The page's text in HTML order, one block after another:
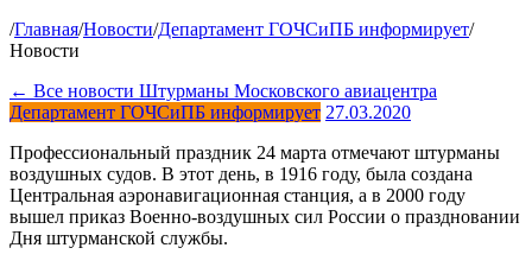
/Главная/Новости/Департамент ГОЧСиПБ информирует/
Новости
← Все новости Штурманы Московского авиацентра
Департамент ГОЧСиПБ информирует 27.03.2020
Профессиональный праздник 24 марта отмечают штурманы
воздушных судов. В этот день, в 1916 году, была создана
Центральная аэронавигационная станция, а в 2000 году
вышел приказ Военно-воздушных сил России о праздновании
Дня штурманской службы.